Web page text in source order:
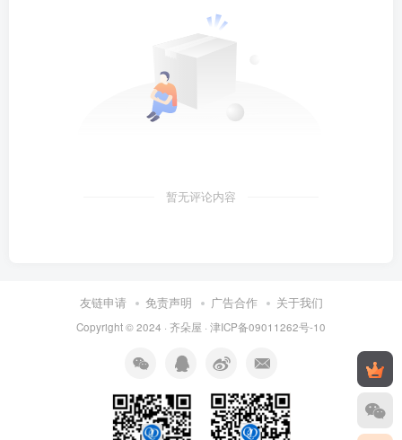
暂无评论内容
友链申请 免责声明 广告合作 关于我们
Copyright © 2024 · 齐朵屋 · 津ICP备09011262号-10